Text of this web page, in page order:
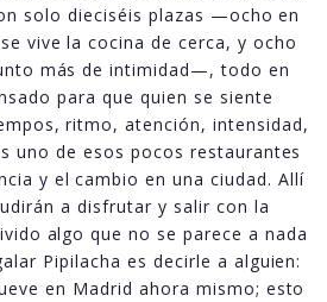
solo dieciséis plazas —ocho en
vive la cocina de cerca, y ocho
más de intimidad—, todo en
para que quien se siente
ritmo, atención, intensidad,
uno de esos pocos restaurantes
y el cambio en una ciudad. Allí
a disfrutar y salir con la
algo que no se parece a nada
Pipilacha es decirle a alguien:
en Madrid ahora mismo; esto